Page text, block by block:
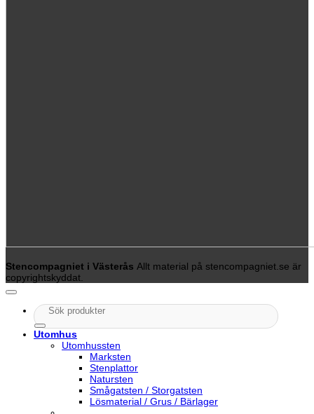
Stencompagniet i Västerås Allt material på stencompagniet.se är
copyrightskyddat.
Sök
efter:
Utomhus
Utomhussten
Marksten
Stenplattor
Natursten
Smågatsten / Storgatsten
Lösmaterial / Grus / Bärlager